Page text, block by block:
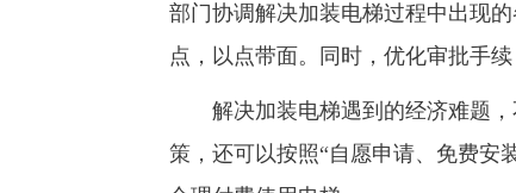
部门协调解决加装电梯过程中出现
点，以点带面。同时，优化审批手
解决加装电梯遇到的经济难题，
策，还可以按照“自愿申请、免费安